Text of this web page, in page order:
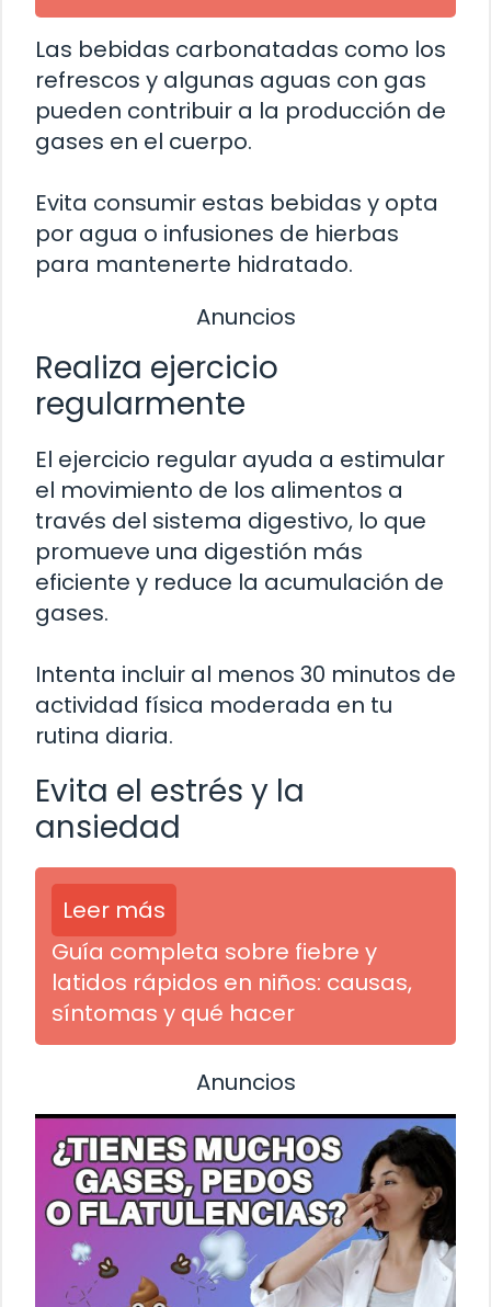
Las bebidas carbonatadas como los
refrescos y algunas aguas con gas
pueden contribuir a la producción de
gases en el cuerpo.
Evita consumir estas bebidas y opta
por agua o infusiones de hierbas
para mantenerte hidratado.
Anuncios
Realiza ejercicio
regularmente
El ejercicio regular ayuda a estimular
el movimiento de los alimentos a
través del sistema digestivo, lo que
promueve una digestión más
eficiente y reduce la acumulación de
gases.
Intenta incluir al menos 30 minutos de
actividad física moderada en tu
rutina diaria.
Evita el estrés y la
ansiedad
Leer más
Guía completa sobre fiebre y
latidos rápidos en niños: causas,
síntomas y qué hacer
Anuncios